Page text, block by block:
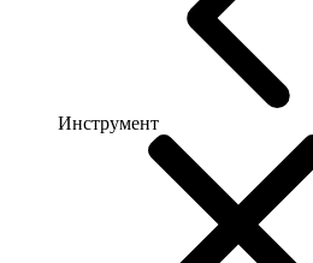
Инструмент